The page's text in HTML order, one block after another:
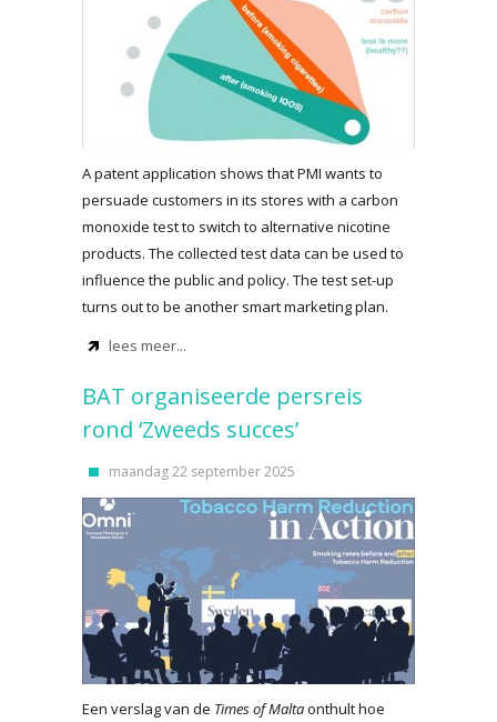
A patent application shows that PMI wants to
persuade customers in its stores with a carbon
monoxide test to switch to alternative nicotine
products. The collected test data can be used to
influence the public and policy. The test set-up
turns out to be another smart marketing plan.
lees meer...
BAT organiseerde persreis
rond ‘Zweeds succes’
maandag 22 september 2025
Een verslag van de Times of Maltaonthult hoe